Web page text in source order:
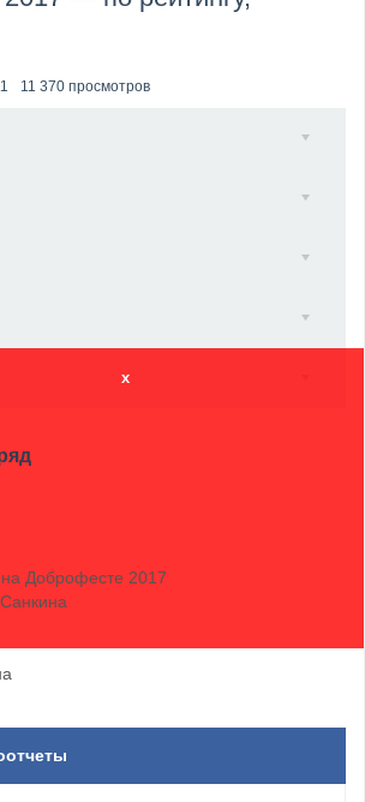
новый сингл и клип «Everybod...
11 370 просмотров
x
Доброфесте 2017